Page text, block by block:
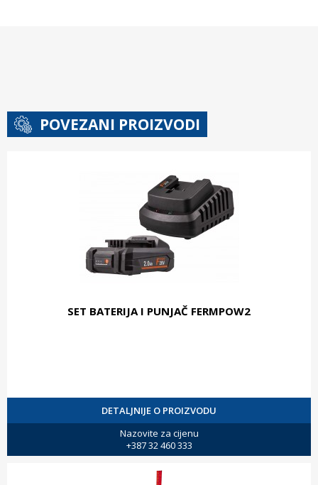
POVEZANI PROIZVODI
SET BATERIJA I PUNJAČ FERMPOW2
DETALJNIJE O PROIZVODU
Nazovite za cijenu
+387 32 460 333